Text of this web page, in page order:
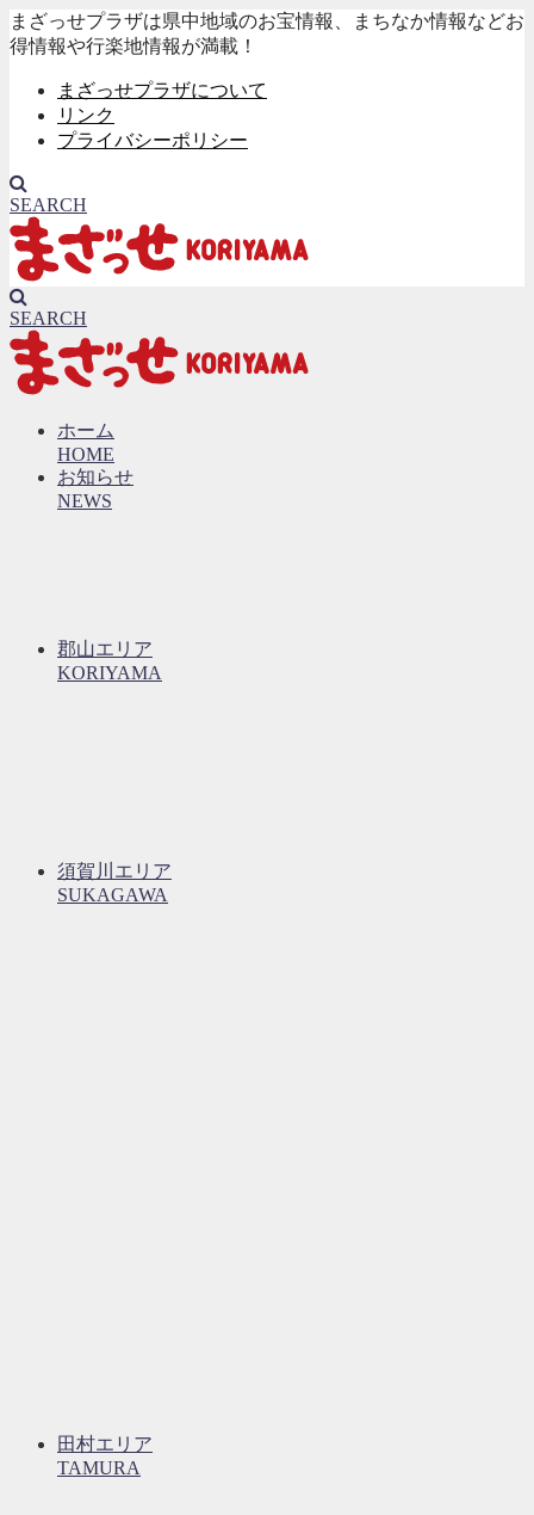
まざっせプラザは県中地域のお宝情報、まちなか情報などお
得情報や行楽地情報が満載！
まざっせプラザについて
リンク
プライバシーポリシー
SEARCH
SEARCH
ホーム
HOME
お知らせ
NEWS
郡山エリア
KORIYAMA
須賀川エリア
SUKAGAWA
田村エリア
TAMURA